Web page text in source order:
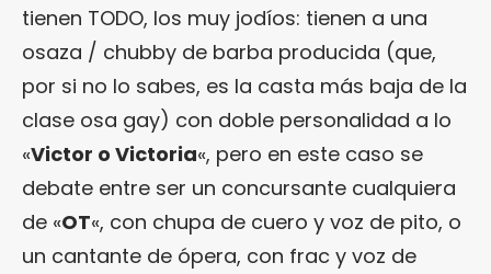
tienen TODO, los muy jodíos: tienen a una
osaza / chubby de barba producida (que,
por si no lo sabes, es la casta más baja de la
clase osa gay) con doble personalidad a lo
«Victor o Victoria«, pero en este caso se
debate entre ser un concursante cualquiera
de «OT«, con chupa de cuero y voz de pito, o
un cantante de ópera, con frac y voz de